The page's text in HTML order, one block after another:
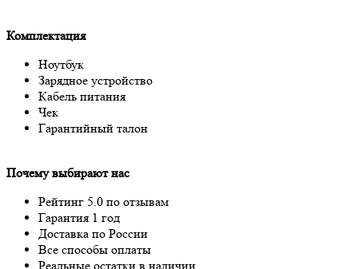
Комплектация
Ноутбук
Зарядное устройство
Кабель питания
Чек
Гарантийный талон
Почему выбирают нас
Рейтинг 5.0 по отзывам
Гарантия 1 год
Доставка по России
Все способы оплаты
Реальные остатки в наличии